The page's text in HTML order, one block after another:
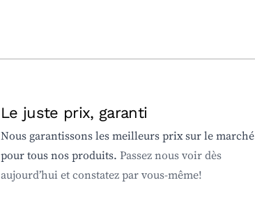
Le juste prix, garanti
Nous garantissons les meilleurs prix sur le marché
pour tous nos produits. Passez nous voir dès
aujourd’hui et constatez par vous-même!